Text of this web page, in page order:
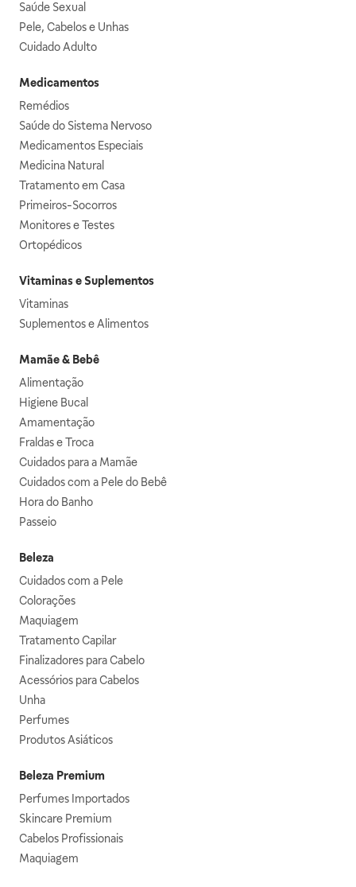
Saúde Sexual
Pele, Cabelos e Unhas
Cuidado Adulto
Medicamentos
Remédios
Saúde do Sistema Nervoso
Medicamentos Especiais
Medicina Natural
Tratamento em Casa
Primeiros-Socorros
Monitores e Testes
Ortopédicos
Vitaminas e Suplementos
Vitaminas
Suplementos e Alimentos
Mamãe & Bebê
Alimentação
Higiene Bucal
Amamentação
Fraldas e Troca
Cuidados para a Mamãe
Cuidados com a Pele do Bebê
Hora do Banho
Passeio
Beleza
Cuidados com a Pele
Colorações
Maquiagem
Tratamento Capilar
Finalizadores para Cabelo
Acessórios para Cabelos
Unha
Perfumes
Produtos Asiáticos
Beleza Premium
Perfumes Importados
Skincare Premium
Cabelos Profissionais
Maquiagem